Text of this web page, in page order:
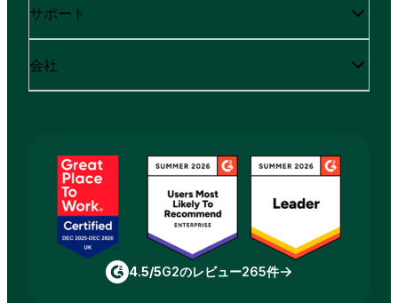
サポート
会社
4.5/5G2のレビュー265件